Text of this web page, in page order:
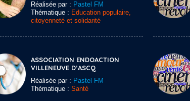
Réalisée par : Pastel FM
Thématique : Education populaire,
citoyenneté et solidarité
ASSOCIATION ENDOACTION
VILLENEUVE D’ASCQ
Réalisée par : Pastel FM
Thématique : Santé